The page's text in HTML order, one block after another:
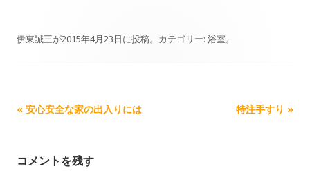
伊東誠三が2015年4月23日に投稿。カテゴリー: 浴室。
記事ナビゲーション
« 安心安全な家の出入りには 特注手すり »
コメントを残す